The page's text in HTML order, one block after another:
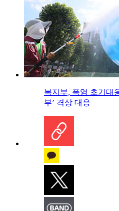
복지부, 폭염 초기대
부’ 격상 대응